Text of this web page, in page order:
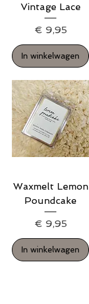
Vintage Lace
Prijs
€ 9,95
In winkelwagen
Waxmelt Lemon
Poundcake
Prijs
€ 9,95
In winkelwagen